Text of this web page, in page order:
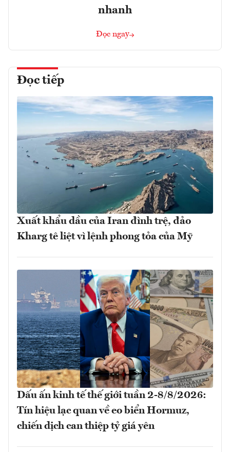
nhanh
Đọc ngay
Đọc tiếp
Xuất khẩu dầu của Iran đình trệ, đảo
Kharg tê liệt vì lệnh phong tỏa của Mỹ
Dấu ấn kinh tế thế giới tuần 2-8/8/2026:
Tín hiệu lạc quan về eo biển Hormuz,
chiến dịch can thiệp tỷ giá yên